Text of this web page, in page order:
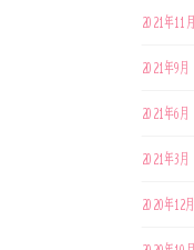
2021年11月
2021年9月
2021年6月
2021年3月
2020年12月